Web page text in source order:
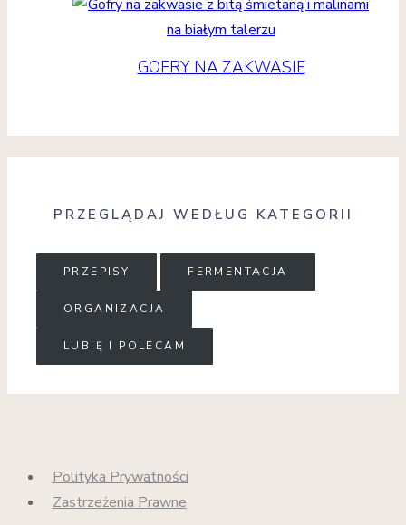
GOFRY NA ZAKWASIE
PRZEGLĄDAJ WEDŁUG KATEGORII
PRZEPISY FERMENTACJA
ORGANIZACJA
LUBIĘ I POLECAM
Polityka Prywatności
Zastrzeżenia Prawne